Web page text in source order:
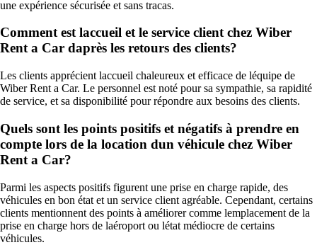
une expérience sécurisée et sans tracas.
Comment est laccueil et le service client chez Wiber
Rent a Car daprès les retours des clients?
Les clients apprécient laccueil chaleureux et efficace de léquipe de
Wiber Rent a Car. Le personnel est noté pour sa sympathie, sa rapidité
de service, et sa disponibilité pour répondre aux besoins des clients.
Quels sont les points positifs et négatifs à prendre en
compte lors de la location dun véhicule chez Wiber
Rent a Car?
Parmi les aspects positifs figurent une prise en charge rapide, des
véhicules en bon état et un service client agréable. Cependant, certains
clients mentionnent des points à améliorer comme lemplacement de la
prise en charge hors de laéroport ou létat médiocre de certains
véhicules.